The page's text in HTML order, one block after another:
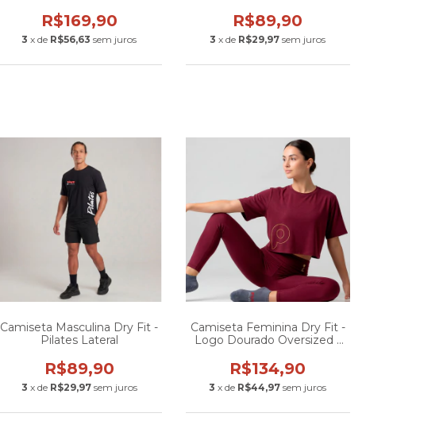
R$169,90
3 x de R$56,63 sem juros
R$89,90
3 x de R$29,97 sem juros
Camiseta Masculina Dry Fit -
Pilates Lateral
R$89,90
3 x de R$29,97 sem juros
Camiseta Feminina Dry Fit -
Logo Dourado Oversized -
R$134,90
3 x de R$44,97 sem juros